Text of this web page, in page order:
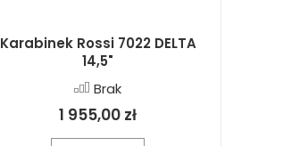
Karabinek Rossi 7022 DELTA
14,5"
Brak
1 955,00 zł